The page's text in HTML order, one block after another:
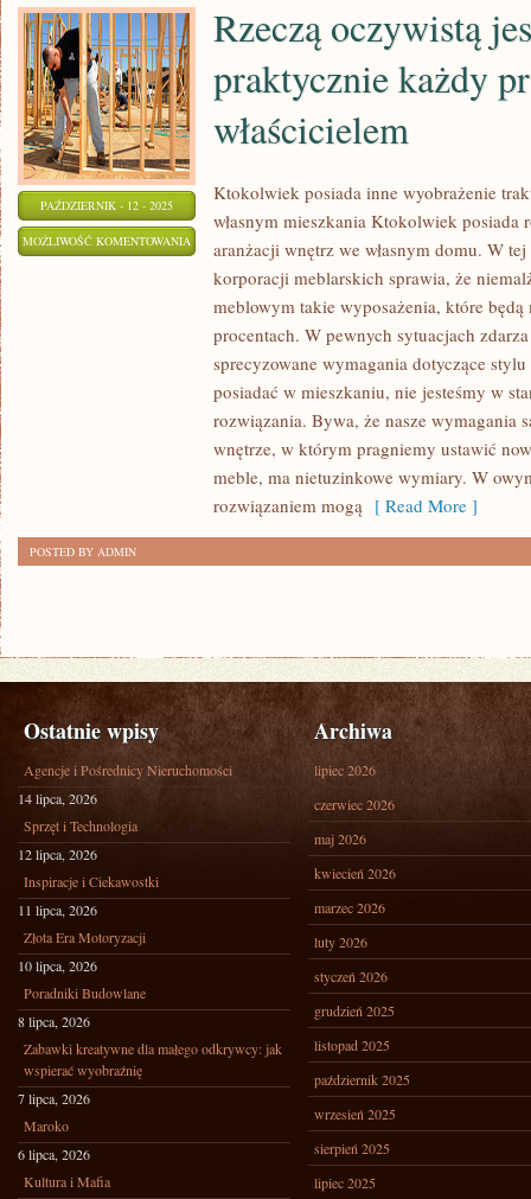
PAŹDZIERNIK - 12 - 2025
MOŻLIWOŚĆ KOMENTOWANIA
OCZYWISTĄ
PRAKTYCZNIE
KAŻDY
PRAGNĄŁBY
WŁAŚCICIELEM
Rzeczą oczywistą
praktycznie każdy
właścicielem
Ktokolwiek posiada inne wyobrażenie
własnym mieszkania Ktokolwiek posiada
aranżacji wnętrz we własnym domu. W
korporacji meblarskich sprawia, że
meblowym takie wyposażenia, które będą
procentach. W pewnych sytuacjach
sprecyzowane wymagania dotyczące
posiadać w mieszkaniu, nie jesteśmy w
rozwiązania. Bywa, że nasze wymagania
wnętrze, w którym pragniemy ustawić
meble, ma nietuzinkowe wymiary. W
rozwiązaniem mogą [ Read More ]
POSTED BY ADMIN
Ostatnie wpisy
Agencje i Pośrednicy Nieruchomości
14 lipca, 2026
Sprzęt i Technologia
12 lipca, 2026
Inspiracje i Ciekawostki
11 lipca, 2026
Złota Era Motoryzacji
10 lipca, 2026
Poradniki Budowlane
8 lipca, 2026
Zabawki kreatywne dla małego odkrywcy: jak
wspierać wyobraźnię
7 lipca, 2026
Maroko
6 lipca, 2026
Kultura i Mafia
Archiwa
lipiec 2026
czerwiec 2026
maj 2026
kwiecień 2026
marzec 2026
luty 2026
styczeń 2026
grudzień 2025
listopad 2025
październik 2025
wrzesień 2025
sierpień 2025
lipiec 2025